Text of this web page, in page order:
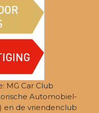
MG Car Club
Automobiel-
en de vriendenclub